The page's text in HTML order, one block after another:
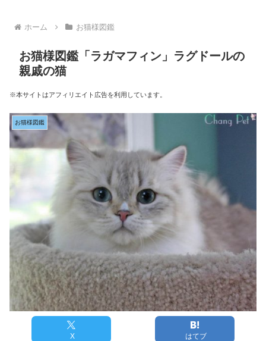
ホーム お猫様図鑑
お猫様図鑑「ラガマフィン」ラグドールの
親戚の猫
※本サイトはアフィリエイト広告を利用しています。
お猫様図鑑
X はてブ